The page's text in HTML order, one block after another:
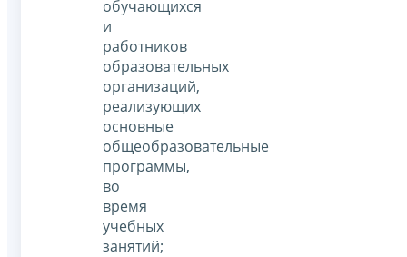
обучающихся
и
работников
образовательных
организаций,
реализующих
основные
общеобразовательные
программы,
во
время
учебных
занятий;